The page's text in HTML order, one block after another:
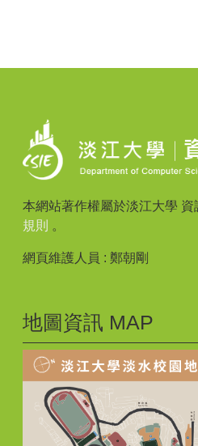
本網站著作權屬於淡江大學
規則 。
網頁維護人員 : 鄭朝剛
地圖資訊 MAP